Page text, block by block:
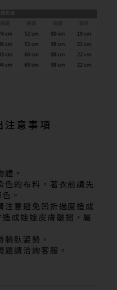
注意事項
。
的布料，著衣前請先
。
意避免凹折過度造成
成娃娃皮膚皺摺，屬
臥姿勢。
請洽詢客服。